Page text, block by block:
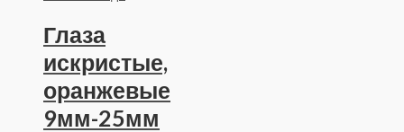
Глаза
искристые,
оранжевые
9мм-25мм